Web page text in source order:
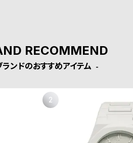
RECOMMEND
ランドのおすすめアイテム